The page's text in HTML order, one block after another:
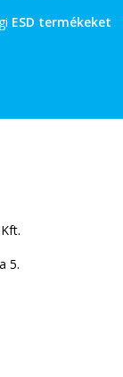
ESD termékeket
5.